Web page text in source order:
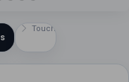
Touch